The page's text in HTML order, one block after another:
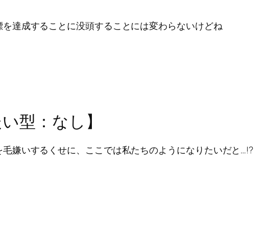
達成することに没頭することには変わらないけどね
型：なし】
嫌いするくせに、ここでは私たちのようになりたいだと…!?